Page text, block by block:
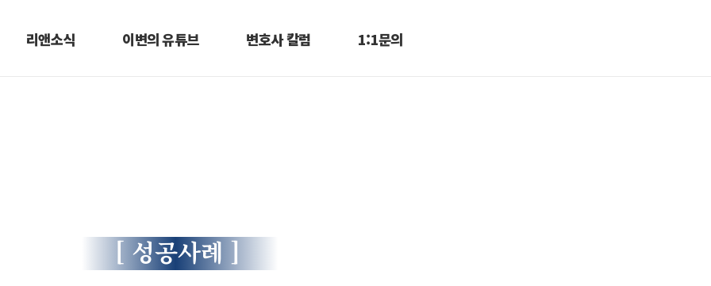
리앤소식 이변의 유튜브 변호사 칼럼 1:1문의
[ 성공사례 ]